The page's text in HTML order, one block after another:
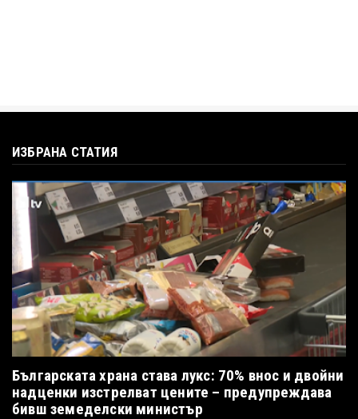
ИЗБРАНА СТАТИЯ
Българската храна става лукс: 70% внос и двойни
надценки изстрелват цените – предупреждава
бивш земеделски министър